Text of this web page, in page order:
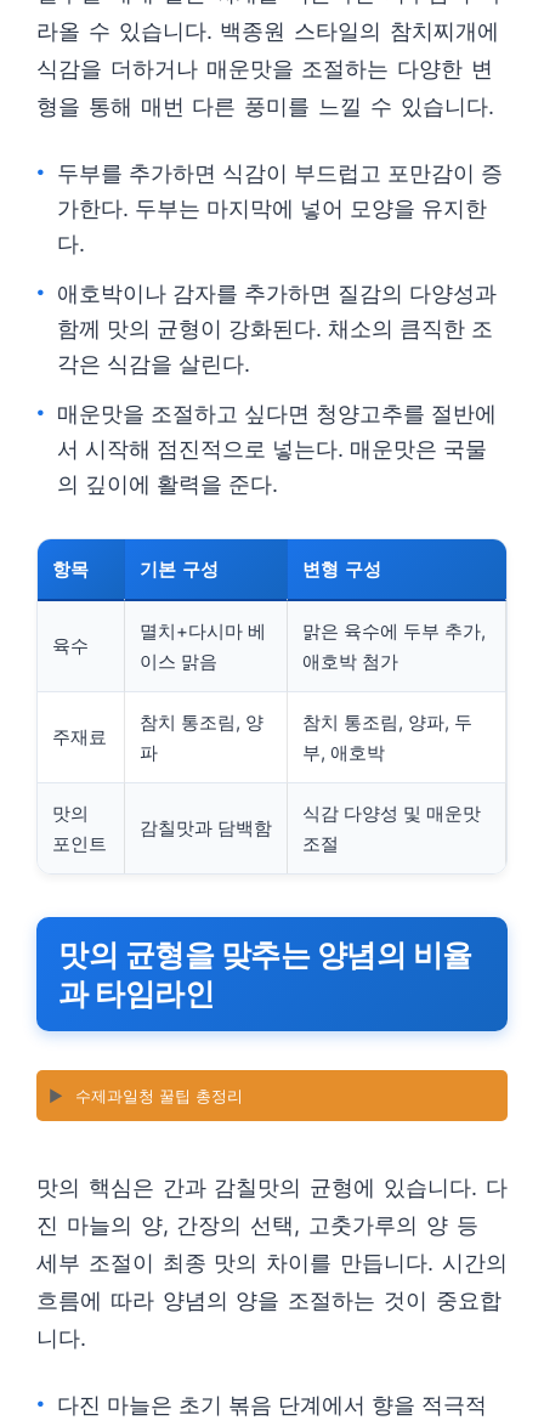
라올 수 있습니다. 백종원 스타일의 참치찌개에
식감을 더하거나 매운맛을 조절하는 다양한 변
형을 통해 매번 다른 풍미를 느낄 수 있습니다.
두부를 추가하면 식감이 부드럽고 포만감이 증
가한다. 두부는 마지막에 넣어 모양을 유지한
다.
애호박이나 감자를 추가하면 질감의 다양성과
함께 맛의 균형이 강화된다. 채소의 큼직한 조
각은 식감을 살린다.
매운맛을 조절하고 싶다면 청양고추를 절반에
서 시작해 점진적으로 넣는다. 매운맛은 국물
의 깊이에 활력을 준다.
항목 기본 구성 변형 구성
육수
멸치+다시마 베
이스 맑음
맑은 육수에 두부 추가,
애호박 첨가
주재료
참치 통조림, 양
파
참치 통조림, 양파, 두
부, 애호박
맛의
포인트
감칠맛과 담백함
식감 다양성 및 매운맛
조절
맛의 균형을 맞추는 양념의 비율
과 타임라인
▶️ 수제과일청 꿀팁 총정리
맛의 핵심은 간과 감칠맛의 균형에 있습니다. 다
진 마늘의 양, 간장의 선택, 고춧가루의 양 등
세부 조절이 최종 맛의 차이를 만듭니다. 시간의
흐름에 따라 양념의 양을 조절하는 것이 중요합
니다.
다진 마늘은 초기 볶음 단계에서 향을 적극적